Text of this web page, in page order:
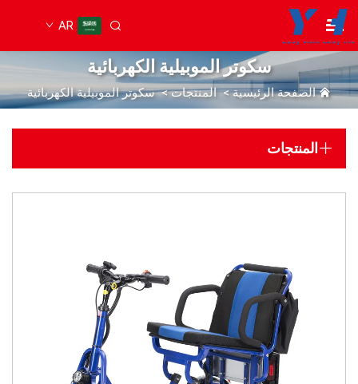
AR
سكوتر الموبيلية الكهربائية
الصفحة الرئيسية>المنتجات>سكوتر الموبيلية الكهربائية
المنتجات